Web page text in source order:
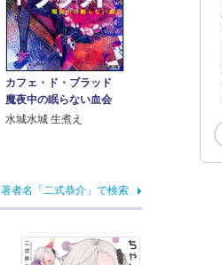
カフェ・ド・ブラッド
魔夜中の眠らない血会
水城水城 生煮え
著者名「二式恭介」で検索